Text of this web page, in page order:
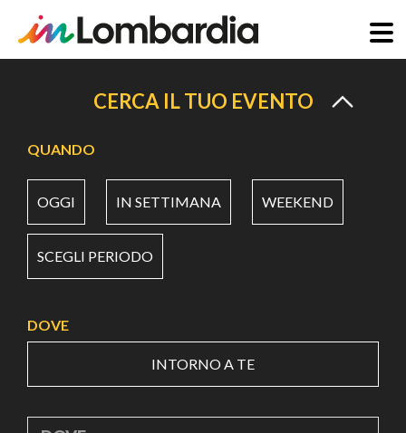
principale
CERCA IL TUO EVENTO
QUANDO
OGGI IN SETTIMANA WEEKEND
SCEGLI PERIODO
DOVE
INTORNO A TE